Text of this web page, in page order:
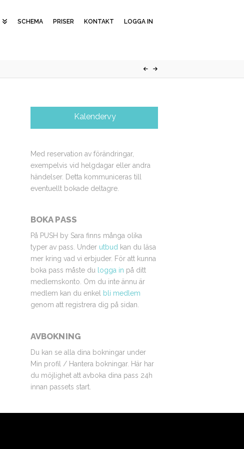
SCHEMA PRISER KONTAKT LOGGA IN
Kalendervy
Med reservation av förändringar,
exempelvis vid helgdagar eller andra
händelser. Detta kommuniceras till
eventuellt bokade deltagre.
BOKA PASS
På PUSH by Sara finns många olika
typer av pass. Under utbudkan du läsa
mer kring vad vi erbjuder. För att kunna
boka pass måste du logga in på ditt
medlemskonto. Om du inte ännu är
medlem kan du enkel bli medlem
genom att registrera dig på sidan.
AVBOKNING
Du kan se alla dina bokningar under
Min profil / Hantera bokningar. Här har
du möjlighet att avboka dina pass 24h
innan passets start.